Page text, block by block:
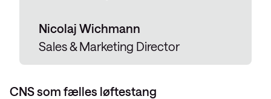
Nicolaj Wichmann
Sales & Marketing Director
CNS som fælles løftestang